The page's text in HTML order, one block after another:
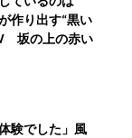
作り出す“黒い
坂の上の赤い
験でした」風